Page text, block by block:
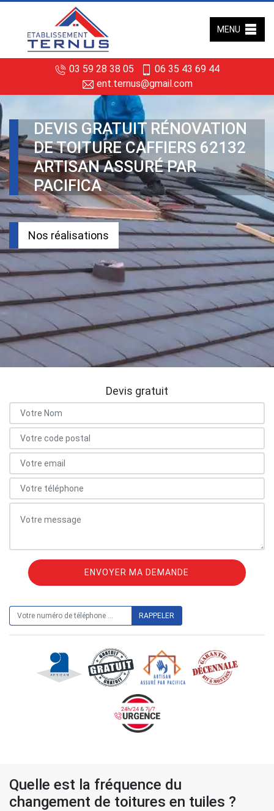
03 59 28 38 05
06 35 43 69 44
ent.ternus@gmail.com
MENU
DEVIS GRATUIT RÉNOVATION
DE TOITURE CAFFIERS 62132
ARTISAN ASSURÉ PAR
PACIFICA
Nos réalisations
Devis gratuit
Quelle est la fréquence du
changement de toitures en tuiles ?